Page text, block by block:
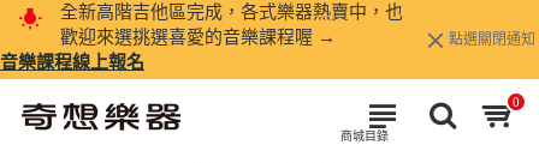
全新高階吉他區完成，各式樂器熱賣中，也
歡迎來選挑選喜愛的音樂課程喔 →
音樂課程線上報名
點選關閉通知
0